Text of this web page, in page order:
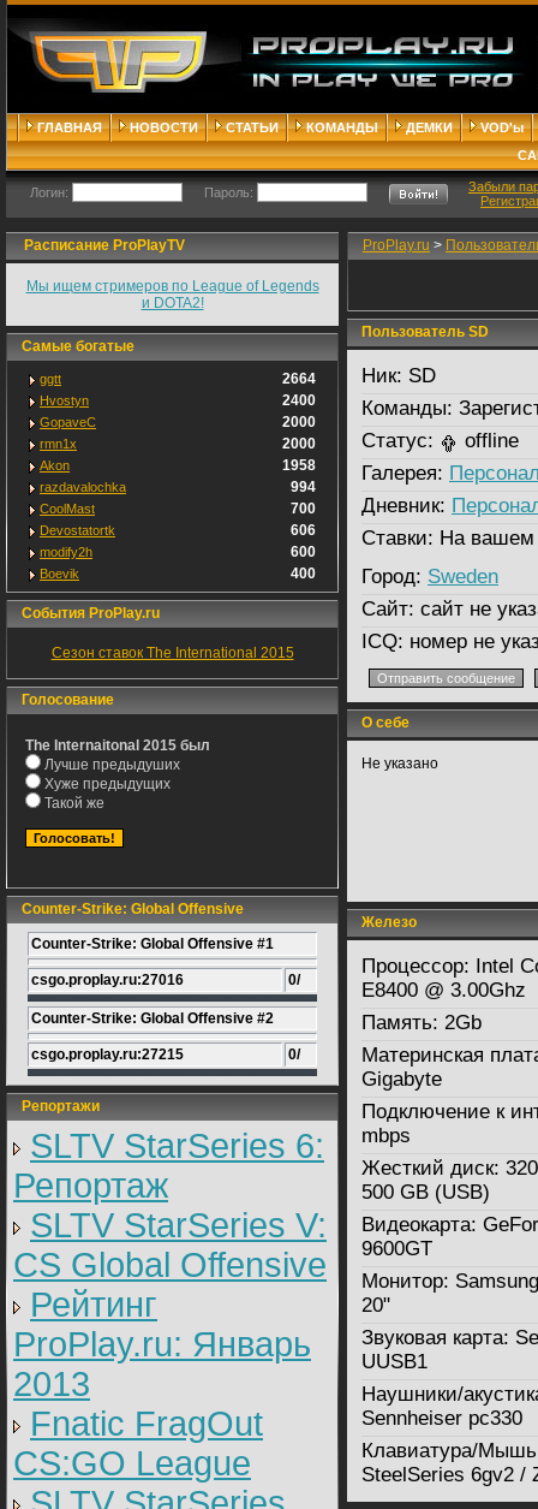
ГЛАВНАЯ НОВОСТИ СТАТЬИ КОМАНДЫ ДЕМКИ
VOD'ы
Логин: Пароль:
Забыли
Расписание ProPlayTV
Мы ищем стримеров по League of Legends
и DOTA2!
Самые богатые
ggtt 2664
Hvostyn 2400
GopaveC 2000
rmn1x 2000
Akon 1958
razdavalochka 994
CoolMast 700
Devostatortk 606
modify2h 600
Boevik 400
События ProPlay.ru
Сезон ставок The International 2015
Голосование
The Internaitonal 2015 был
Лучше предыдуших
Хуже предыдущих
Такой же
Counter-Strike: Global Offensive
Counter-Strike: Global Offensive #1
csgo.proplay.ru:27016 0/
Counter-Strike: Global Offensive #2
csgo.proplay.ru:27215 0/
Репортажи
SLTV StarSeries 6:
Репортаж
SLTV StarSeries V:
CS Global Offensive
Рейтинг
ProPlay.ru: Январь
2013
Fnatic FragOut
CS:GO League
ProPlay.ru >
Пользователь SD
Ник: SD
Команды:
Статус:
offline
Галерея:
Дневник:
Ставки: На вашем
Город: Sweden
Сайт: сайт не
ICQ: номер не
О себе
Не указано
Железо
Процессор: Intel
E8400 @ 3.00Ghz
Память: 2Gb
Материнская
Gigabyte
Подключение к
mbps
Жесткий диск:
500 GB (USB)
Видеокарта:
9600GT
Монитор:
20"
Звуковая карта:
UUSB1
Наушники/
Sennheiser pc330
Клавиатура/
SteelSeries 6gv2 /